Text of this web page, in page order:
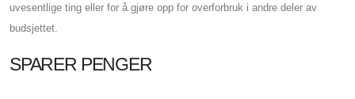
uvesentlige ting eller for å gjøre opp for overforbruk i andre deler av
budsjettet.
SPARER PENGER